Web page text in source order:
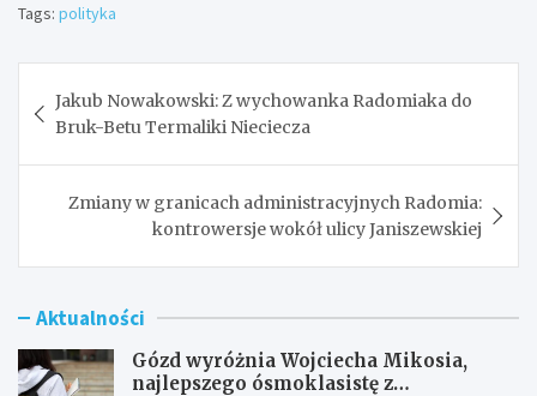
Tags: polityka
wpisu
Jakub Nowakowski: Z wychowanka Radomiaka do
Bruk-Betu Termaliki Nieciecza
Zmiany w granicach administracyjnych Radomia:
kontrowersje wokół ulicy Janiszewskiej
Aktualności
Gózd wyróżnia Wojciecha Mikosia,
najlepszego ósmoklasistę z